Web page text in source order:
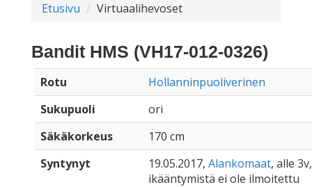
Etusivu Virtuaalihevoset
Bandit HMS (VH17-012-0326)
Rotu
Hollanninpuoliverinen
Sukupuoli
ori
Säkäkorkeus
170 cm
Syntynyt
19.05.2017, Alankomaat, alle
ikääntymistä ei ole ilmoitettu